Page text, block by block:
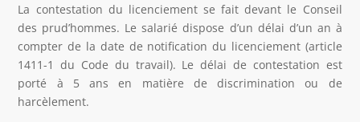
La contestation du licenciement se fait devant le Conseil
des prud’hommes. Le salarié dispose d’un délai d’un an à
compter de la date de notification du licenciement (article
1411-1 du Code du travail). Le délai de contestation est
porté à 5 ans en matière de discrimination ou de
harcèlement.